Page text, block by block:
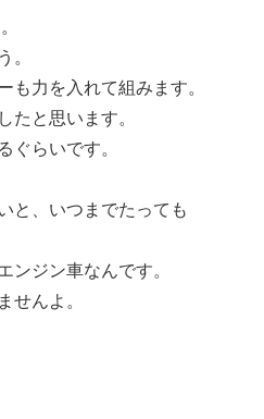
。
も力を入れて組みます。
たと思います。
ぐらいです。
と、いつまでたっても
ンジン車なんです。
せんよ。